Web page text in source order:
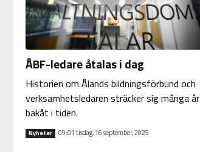
ÅBF-ledare åtalas i dag
Historien om Ålands bildningsförbund och
verksamhetsledaren sträcker sig många år
bakåt i tiden.
Nyheter 09:01 tisdag, 16 september, 2025